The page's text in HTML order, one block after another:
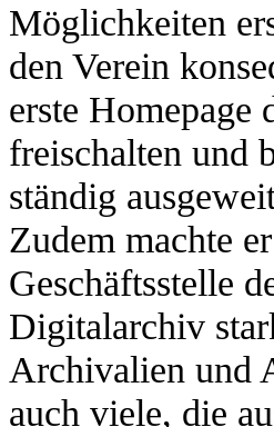
Möglichkeiten
den Verein
erste Homepage
freischalten und
ständig
Zudem machte
Geschäftsstelle
Digitalarchiv
Archivalien und
auch viele, die